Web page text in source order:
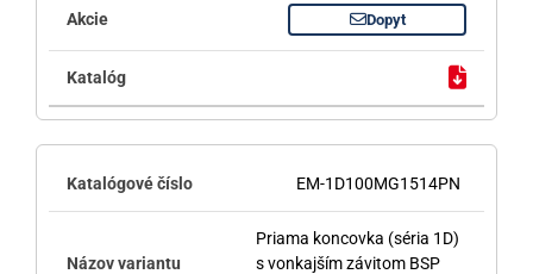
Dopyt
EM-1D100MG1514PN
Priama koncovka (séria 1D)
s vonkajším závitom BSP